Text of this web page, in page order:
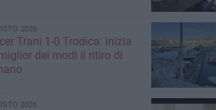
2026
Trani 1-0 Trodica: inizia
dei modi il ritiro di
2026